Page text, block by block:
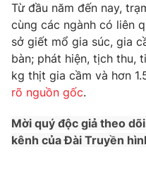
Khán giả
Giải sao mai
Âm nhạc
Sao
Du lịch
Làm đẹp
Chất lượng cuộc sống
Giáo dục
Tuyển sinh
Học trực tuyến
Công nghệ
Hitech Công nghệ tương
Sản phẩm
Giao lưu trực tuyến
Từ đầu năm đến nay,
cùng các ngành có liên
sở giết mổ gia súc, gia
bàn; phát hiện, tịch thu,
kg thịt gia cầm và hơn
rõ nguồn gốc.
Mời quý độc giả theo dõi
kênh của Đài Truyền